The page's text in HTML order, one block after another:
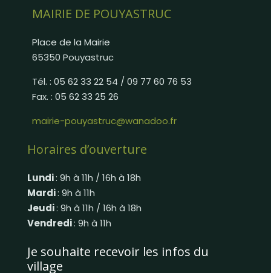
MAIRIE DE POUYASTRUC
Place de la Mairie
65350 Pouyastruc
Tél. : 05 62 33 22 54 / 09 77 60 76 53
Fax. : 05 62 33 25 26
mairie-pouyastruc@wanadoo.fr
Horaires d’ouverture
Lundi: 9h à 11h / 16h à 18h
Mardi: 9h à 11h
Jeudi: 9h à 11h / 16h à 18h
Vendredi: 9h à 11h
Je souhaite recevoir les infos du
village